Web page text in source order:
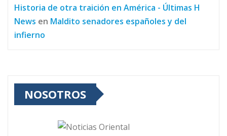
Historia de otra traición en América - Últimas H
News en Maldito senadores españoles y del
infierno
NOSOTROS